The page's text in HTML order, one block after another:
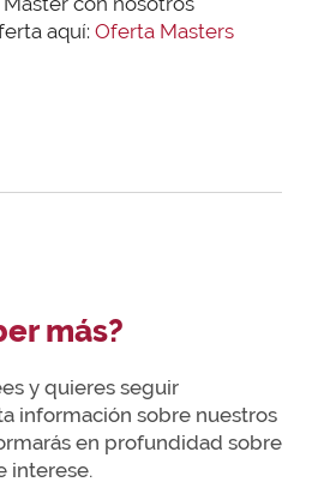
aquí: Oferta Masters
más?
y quieres seguir
información sobre nuestros
en profundidad sobre
interese.